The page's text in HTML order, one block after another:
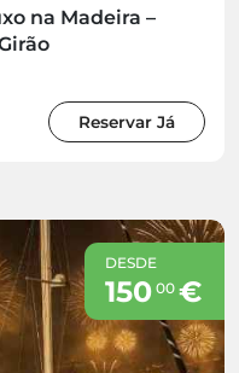
na Madeira –
Reservar Já
DESDE
150 00€